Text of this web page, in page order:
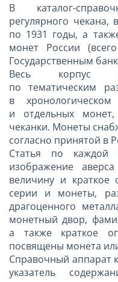
В каталог-
регулярного
по 1931 годы, а
монет России
Государственным
Весь корпус
по тематическим
в
и отдельных
чеканки. Монеты
согласно принятой в
Статья по каждой
изображение
величину и краткое
серии и монеты,
драгоценного
монетный двор,
а также краткое
посвящены монета
Справочный аппарат
указатель